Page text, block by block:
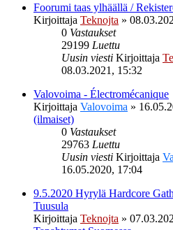
Foorumi taas ylhäällä /
Kirjoittaja Teknojta »
0 Vastaukset
29199 Luettu
Uusin viesti Kirjoittaja
08.03.2021, 15:32
Valovoima - Électromécanique
Kirjoittaja Valovoima »
(ilmaiset)
0 Vastaukset
29763 Luettu
Uusin viesti Kirjoittaja
16.05.2020, 17:04
9.5.2020 Hyrylä Hardcore
Tuusula
Kirjoittaja Teknojta »